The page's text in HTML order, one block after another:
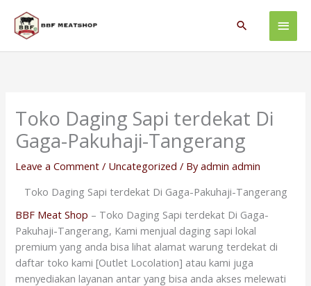
content
Main
Search
Toko Daging Sapi terdekat Di
Gaga-Pakuhaji-Tangerang
Leave a Comment / Uncategorized / Byadmin admin
Toko Daging Sapi terdekat Di Gaga-Pakuhaji-Tangerang
BBF Meat Shop – Toko Daging Sapi terdekat Di Gaga-
Pakuhaji-Tangerang, Kami menjual daging sapi lokal
premium yang anda bisa lihat alamat warung terdekat di
daftar toko kami [Outlet Locolation] atau kami juga
menyediakan layanan antar yang bisa anda akses melewati